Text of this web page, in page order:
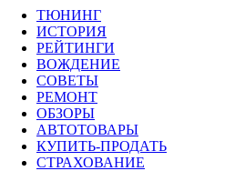
ТЮНИНГ
ИСТОРИЯ
РЕЙТИНГИ
ВОЖДЕНИЕ
СОВЕТЫ
РЕМОНТ
ОБЗОРЫ
АВТОТОВАРЫ
КУПИТЬ-ПРОДАТЬ
СТРАХОВАНИЕ